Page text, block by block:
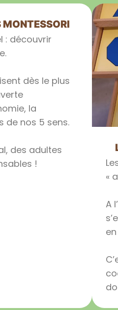
: découvrir
dès le plus
la
de nos 5 sens.
des adultes
!
«
A